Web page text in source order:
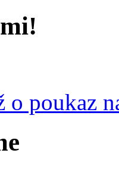
o poukaz